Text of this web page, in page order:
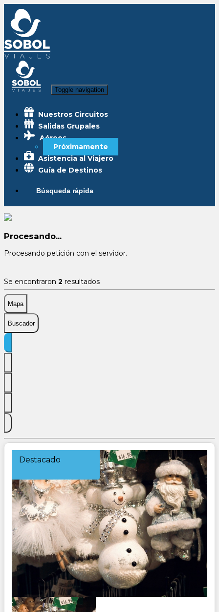
Toggle navigation
Nuestros Circuitos
Salidas Grupales
Aéreos
Próximamente
Asistencia al Viajero
Guía de Destinos
Búsqueda rápida
Procesando...
Procesando petición con el servidor.
Se encontraron 2 resultados
Mapa
Buscador
Destacado